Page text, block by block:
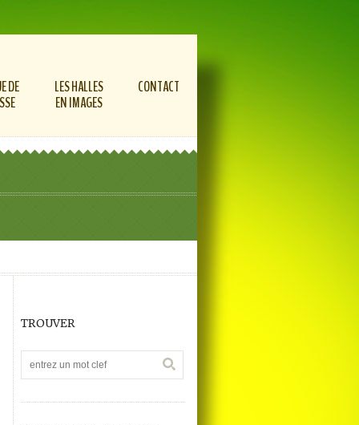
DE
LES HALLES
EN IMAGES
CONTACT
TROUVER